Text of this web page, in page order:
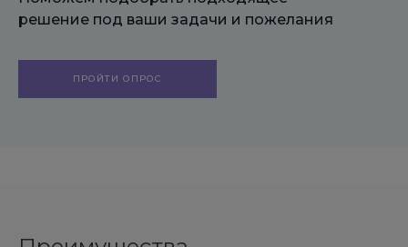
решение под ваши задачи и пожелания
ПРОЙТИ ОПРОС